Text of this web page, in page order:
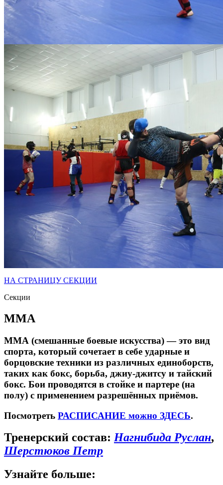
НА СТРАНИЦУ СЕКЦИИ
Секции
ММА
ММА (смешанные боевые искусства) — это вид
спорта, который сочетает в себе ударные и
борцовские техники из различных единоборств,
таких как бокс, борьба, джиу-джитсу и тайский
бокс. Бои проводятся в стойке и партере (на
полу) с применением разрешённых приёмов.
Посмотреть РАСПИСАНИЕ можно ЗДЕСЬ.
Тренерский состав: Нагнибида Руслан,
Шерстюков Петр
Узнайте больше: